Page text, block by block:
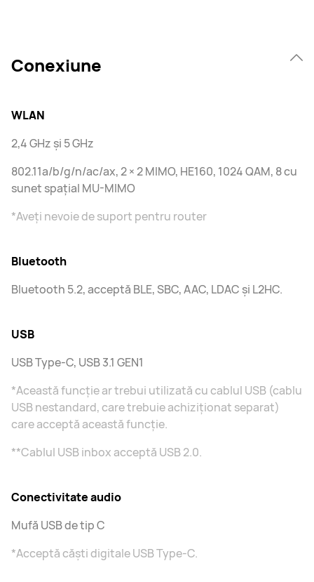
Conexiune
WLAN
2,4 GHz și 5 GHz
802.11a/b/g/n/ac/ax, 2 × 2 MIMO, HE160, 1024 QAM, 8 cu
sunet spațial MU-MIMO
*Aveți nevoie de suport pentru router
Bluetooth
Bluetooth 5.2, acceptă BLE, SBC, AAC, LDAC și L2HC.
USB
USB Type-C, USB 3.1 GEN1
*Această funcție ar trebui utilizată cu cablul USB (cablu
USB nestandard, care trebuie achiziționat separat)
care acceptă această funcție.
**Cablul USB inbox acceptă USB 2.0.
Conectivitate audio
Mufă USB de tip C
*Acceptă căști digitale USB Type-C.